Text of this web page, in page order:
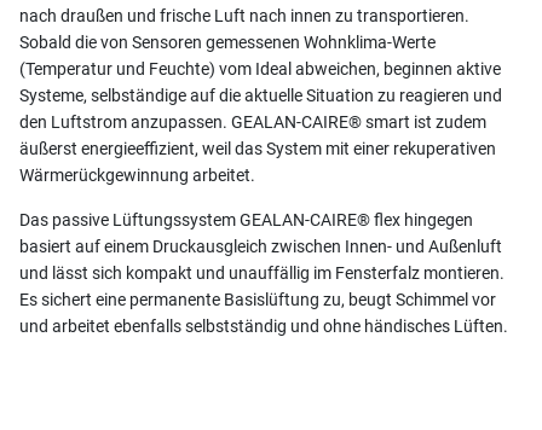
nach draußen und frische Luft nach innen zu transportieren.
Sobald die von Sensoren gemessenen Wohnklima-Werte
(Temperatur und Feuchte) vom Ideal abweichen, beginnen aktive
Systeme, selbständige auf die aktuelle Situation zu reagieren und
den Luftstrom anzupassen. GEALAN-CAIRE® smart ist zudem
äußerst energieeffizient, weil das System mit einer rekuperativen
Wärmerückgewinnung arbeitet.
Das passive Lüftungssystem GEALAN-CAIRE® flex hingegen
basiert auf einem Druckausgleich zwischen Innen- und Außenluft
und lässt sich kompakt und unauffällig im Fensterfalz montieren.
Es sichert eine permanente Basislüftung zu, beugt Schimmel vor
und arbeitet ebenfalls selbstständig und ohne händisches Lüften.